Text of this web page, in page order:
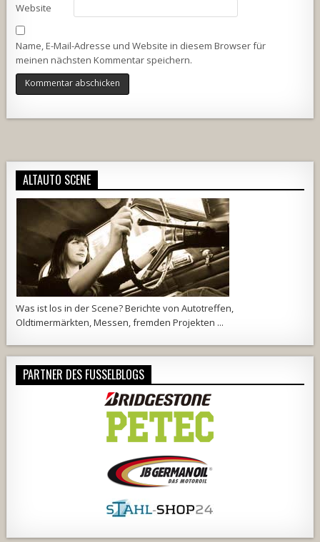
Website
Name, E-Mail-Adresse und Website in diesem Browser für
meinen nächsten Kommentar speichern.
ALTAUTO SCENE
Was ist los in der Scene? Berichte von Autotreffen,
Oldtimermärkten, Messen, fremden Projekten ...
PARTNER DES FUSSELBLOGS